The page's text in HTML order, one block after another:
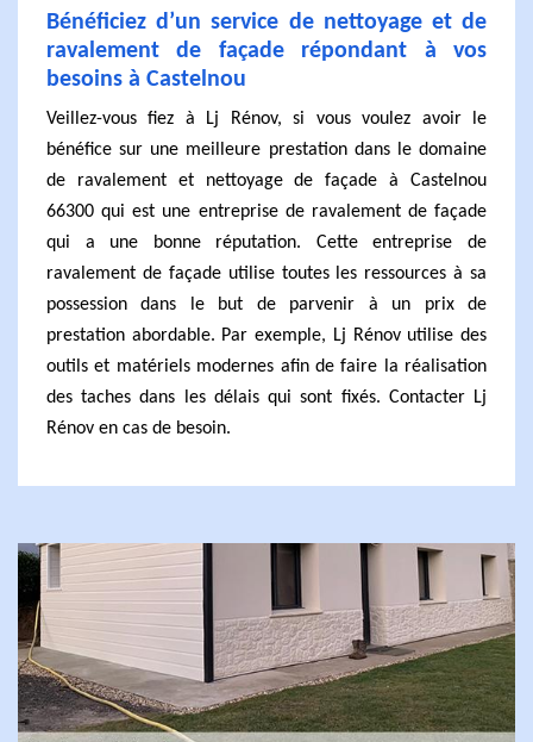
Bénéficiez d’un service de nettoyage et de
ravalement de façade répondant à vos
besoins à Castelnou
Veillez-vous fiez à Lj Rénov, si vous voulez avoir le
bénéfice sur une meilleure prestation dans le domaine
de ravalement et nettoyage de façade à Castelnou
66300 qui est une entreprise de ravalement de façade
qui a une bonne réputation. Cette entreprise de
ravalement de façade utilise toutes les ressources à sa
possession dans le but de parvenir à un prix de
prestation abordable. Par exemple, Lj Rénov utilise des
outils et matériels modernes afin de faire la réalisation
des taches dans les délais qui sont fixés. Contacter Lj
Rénov en cas de besoin.